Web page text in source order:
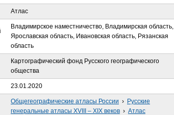
Атлас
Владимирское наместничество, Владимирская область,
Ярославская область, Ивановская область, Рязанская
область
Картографический фонд Русского географического
общества
23.01.2020
Общегеографические атласы России › Русские
генеральные атласы XVIII – XIX веков › Атлас